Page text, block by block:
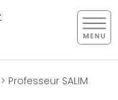
> Professeur SALIM